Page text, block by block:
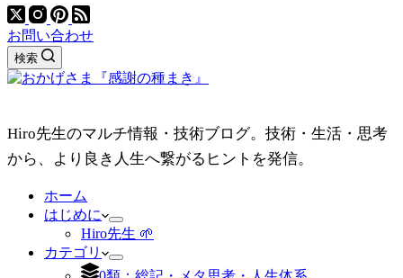
お問い合わせ
検索
Hiro先生のマルチ情報・技術ブログ。技術・生活・思考
から、より良き人生へ繋がるヒントを発信。
ホーム
はじめに
Hiro先生 🌱
カテゴリ